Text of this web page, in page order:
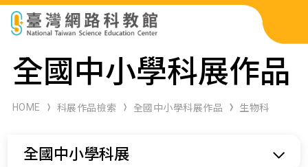
科展作品檢索
科學研習月刊
全國中小學科展作品
HOME 科展作品檢索 全國中小學科展作品 生物科
全國中小學科展